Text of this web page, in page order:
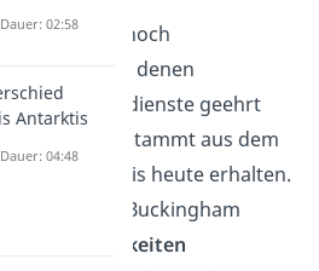
finden auch noch
statt, bei denen
für ihre Verdienste geehrt
Die Tradition stammt aus dem
und blieb bis heute erhalten.
werden im Buckingham
Feierlichkeiten
02:58
Antarktis
04:48